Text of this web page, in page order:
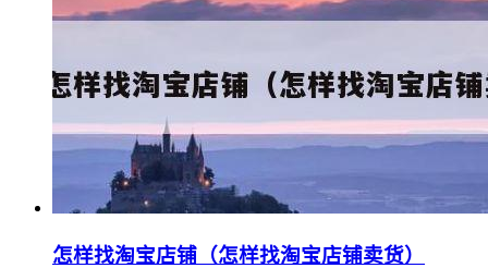
怎样找淘宝店铺（怎样找淘宝店铺卖货）